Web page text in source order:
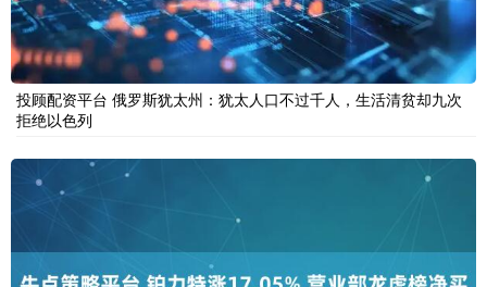
投顾配资平台 俄罗斯犹太州：犹太人口不过千人，生活清贫却九次
拒绝以色列